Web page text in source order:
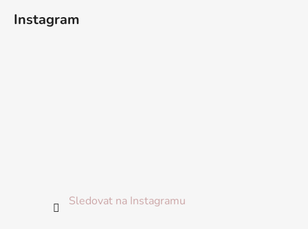
Instagram
Sledovat na Instagramu